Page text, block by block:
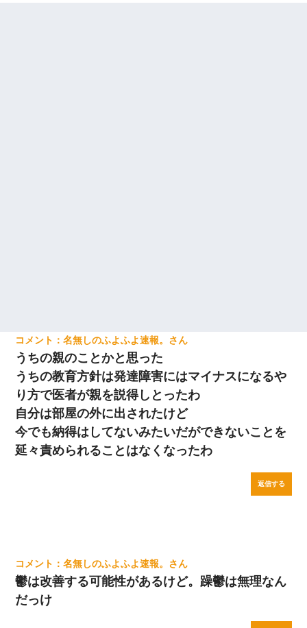
名無しのふよふよ速報。
うちの親のことかと思った
うちの教育方針は発達障害にはマイナスになるや
り方で医者が親を説得しとったわ
自分は部屋の外に出されたけど
今でも納得はしてないみたいだができないことを
延々責められることはなくなったわ
返信する
名無しのふよふよ速報。
鬱は改善する可能性があるけど。躁鬱は無理なん
だっけ